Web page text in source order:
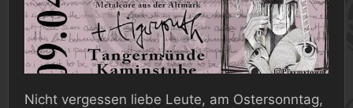
Nicht vergessen liebe Leute, am Ostersonntag,